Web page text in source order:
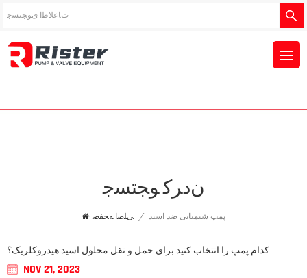
ﻥﺩﺮﮐ ﻮﺠﺘﺴﺟ
ﯽﻠﺻﺍ ﻪﺤﻔﺻ / پمپ شیمیایی ضد اسید
کدام پمپ را انتخاب کنید برای حمل و نقل محلول اسید هیدروکلریک؟
NOV 21, 2023